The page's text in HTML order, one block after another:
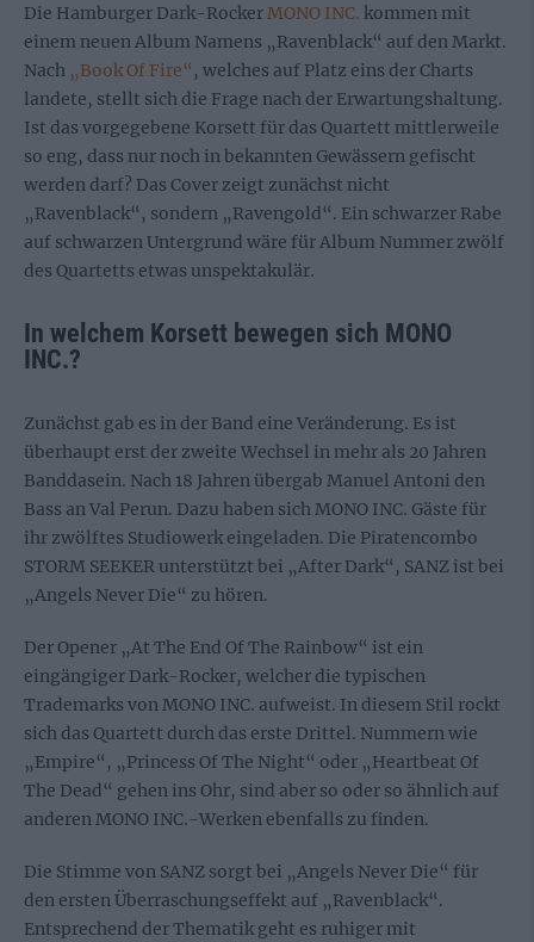
Die Hamburger Dark-RockerMONO INC. kommen mit
einem neuen Album Namens „Ravenblack“ auf den Markt.
Nach „Book Of Fire“ , welches auf Platz eins der Charts
landete, stellt sich die Frage nach der Erwartungshaltung.
Ist das vorgegebene Korsett für das Quartett mittlerweile
so eng, dass nur noch in bekannten Gewässern gefischt
werden darf? Das Cover zeigt zunächst nicht
„Ravenblack“, sondern „Ravengold“. Ein schwarzer Rabe
auf schwarzen Untergrund wäre für Album Nummer zwölf
des Quartetts etwas unspektakulär.
In welchem Korsett bewegen sich MONO
INC.?
Zunächst gab es in der Band eine Veränderung. Es ist
überhaupt erst der zweite Wechsel in mehr als 20 Jahren
Banddasein. Nach 18 Jahren übergab Manuel Antoni den
Bass an Val Perun. Dazu haben sich MONO INC. Gäste für
ihr zwölftes Studiowerk eingeladen. Die Piratencombo
STORM SEEKER unterstützt bei „After Dark“, SANZ ist bei
„Angels Never Die“ zu hören.
Der Opener „At The End Of The Rainbow“ ist ein
eingängiger Dark-Rocker, welcher die typischen
Trademarks von MONO INC. aufweist. In diesem Stil rockt
sich das Quartett durch das erste Drittel. Nummern wie
„Empire“, „Princess Of The Night“ oder „Heartbeat Of
The Dead“ gehen ins Ohr, sind aber so oder so ähnlich auf
anderen MONO INC.-Werken ebenfalls zu finden.
Die Stimme von SANZ sorgt bei „Angels Never Die“ für
den ersten Überraschungseffekt auf „Ravenblack“.
Entsprechend der Thematik geht es ruhiger mit